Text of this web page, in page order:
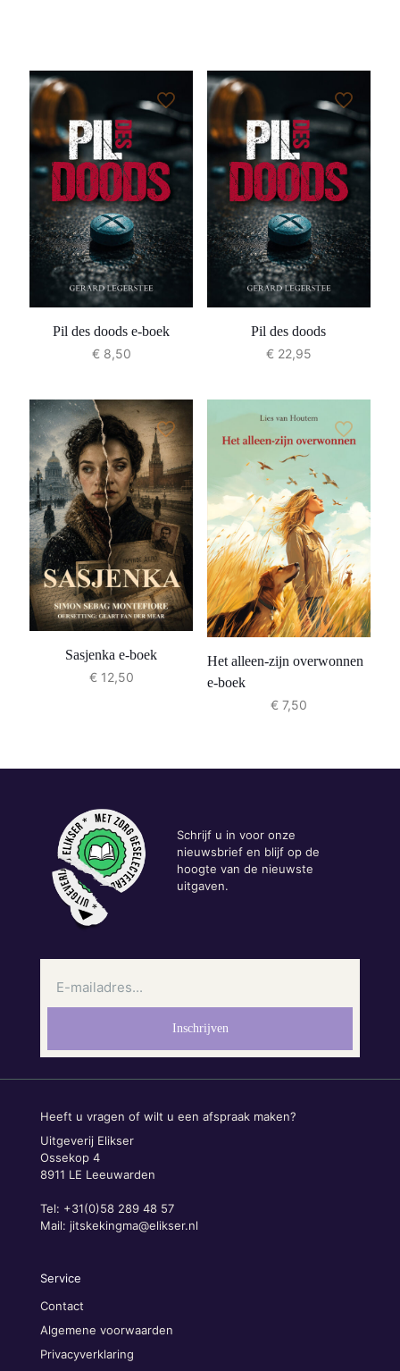
Pil des doods e-boek
€8,50
Pil des doods
€22,95
Sasjenka e-boek
€12,50
Het alleen-zijn overwonnen
e-boek
€7,50
Schrijf u in voor onze
nieuwsbrief en blijf op de
hoogte van de nieuwste
uitgaven.
Heeft u vragen of wilt u een afspraak maken?
Uitgeverij Elikser
Ossekop 4
8911 LE Leeuwarden
Tel: +31(0)58 289 48 57
Mail: jitskekingma@elikser.nl
Service
Contact
Algemene voorwaarden
Privacyverklaring